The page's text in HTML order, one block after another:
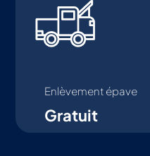
Enlèvement épave
Gratuit